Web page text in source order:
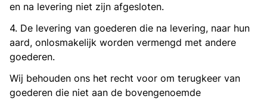
en na levering niet zijn afgesloten.
4. De levering van goederen die na levering, naar hun
aard, onlosmakelijk worden vermengd met andere
goederen.
Wij behouden ons het recht voor om terugkeer van
goederen die niet aan de bovengenoemde